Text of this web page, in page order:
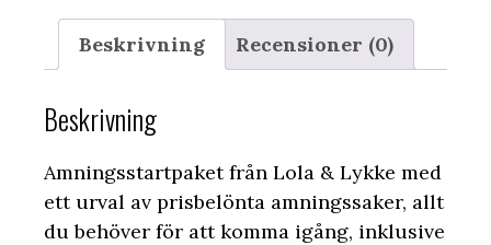
Beskrivning Recensioner (0)
Beskrivning
Amningsstartpaket från Lola & Lykke med
ett urval av prisbelönta amningssaker, allt
du behöver för att komma igång, inklusive